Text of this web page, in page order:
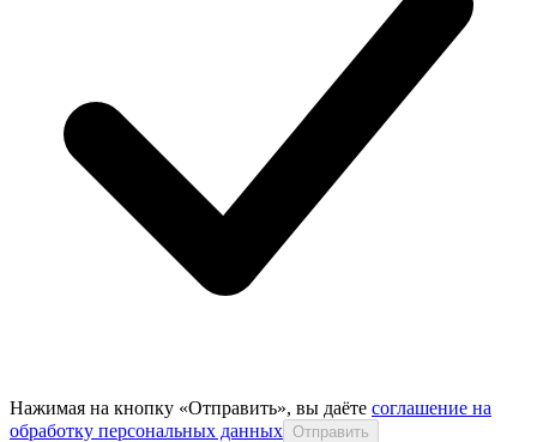
Нажимая на кнопку «Отправить», вы даёте соглашение на
обработку персональных данных Отправить